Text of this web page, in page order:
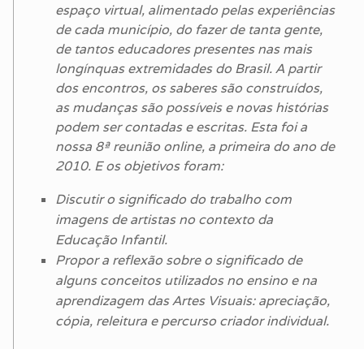
espaço virtual, alimentado pelas experiências
de cada município, do fazer de tanta gente,
de tantos educadores presentes nas mais
longínquas extremidades do Brasil. A partir
dos encontros, os saberes são construídos,
as mudanças são possíveis e novas histórias
podem ser contadas e escritas. Esta foi a
nossa 8ª reunião online, a primeira do ano de
2010. E os objetivos foram:
Discutir o significado do trabalho com
imagens de artistas no contexto da
Educação Infantil.
Propor a reflexão sobre o significado de
alguns conceitos utilizados no ensino e na
aprendizagem das Artes Visuais: apreciação,
cópia, releitura e percurso criador individual.